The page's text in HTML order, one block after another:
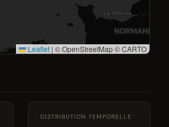
Leaflet | © OpenStreetMap © CARTO
DISTRIBUTION TEMPORELLE